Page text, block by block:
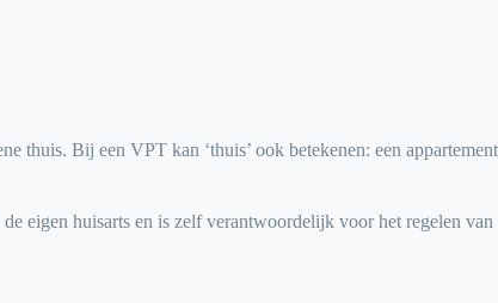
Bij een VPT kan ‘thuis’ ook betekenen: een appartement
eigen huisarts en is zelf verantwoordelijk voor het regelen van